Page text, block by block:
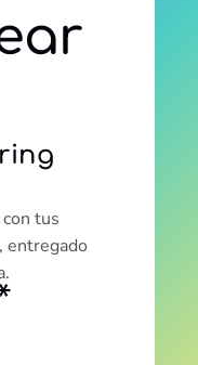
tus
entregado